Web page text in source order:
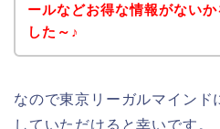
ールなどお得な情報がないか
した～♪
なので東京リーガルマインド
していただけると幸いです。